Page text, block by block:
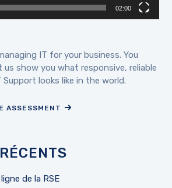
02:00
IT for your business. You
us show you what responsive, reliable
looks like in the world.
ASSESSMENT
de la RSE